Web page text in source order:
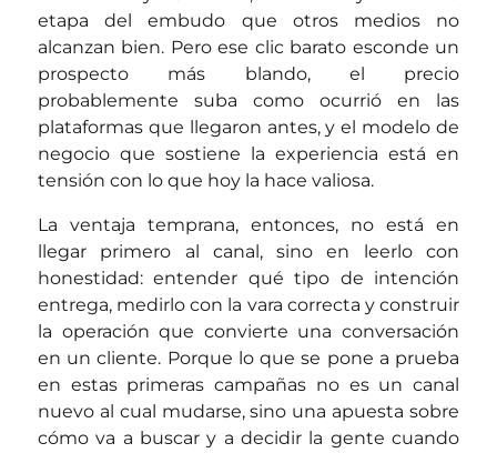
etapa del embudo que otros medios no
alcanzan bien. Pero ese clic barato esconde un
prospecto más blando, el precio
probablemente suba como ocurrió en las
plataformas que llegaron antes, y el modelo de
negocio que sostiene la experiencia está en
tensión con lo que hoy la hace valiosa.
La ventaja temprana, entonces, no está en
llegar primero al canal, sino en leerlo con
honestidad: entender qué tipo de intención
entrega, medirlo con la vara correcta y construir
la operación que convierte una conversación
en un cliente. Porque lo que se pone a prueba
en estas primeras campañas no es un canal
nuevo al cual mudarse, sino una apuesta sobre
cómo va a buscar y a decidir la gente cuando